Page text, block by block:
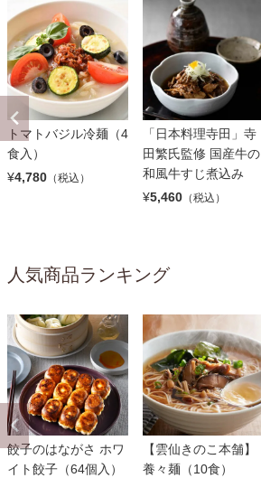
トマトバジル冷麺（4
食入）
¥4,780 （税込）
「日本料理寺田」寺
田繁氏監修 国産牛の
和風牛すじ煮込み
¥5,460 （税込）
人気商品ランキング
餃子のはながさ ホワ
イト餃子（64個入）
【雲仙きのこ本舗】
養々麺（10食）